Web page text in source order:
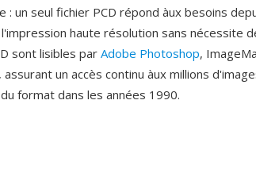
un seul fichier PCD répond àux besoins
haute résolution sans nécessite
sont lisibles par Adobe Photoshop,
un accès continu àux millions
format dans les années 1990.